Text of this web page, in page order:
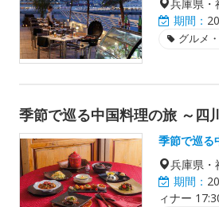
兵庫県・
期間：
グルメ
季節で巡る中国料理の旅 ～四
季節で巡る
兵庫県・
期間：
ィナー